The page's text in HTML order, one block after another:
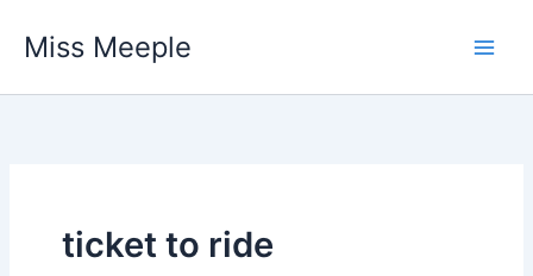
Miss Meeple
ticket to ride